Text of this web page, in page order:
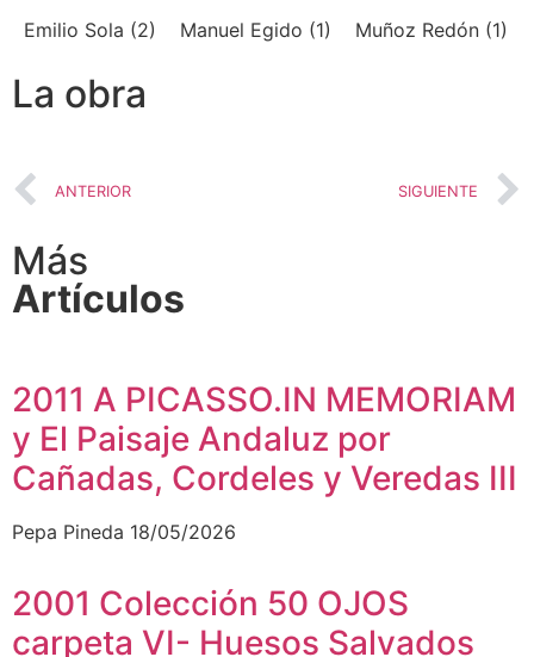
Emilio Sola (2) Manuel Egido (1) Muñoz Redón (1)
La obra
ANTERIOR SIGUIENTE
Más
Artículos
2011 A PICASSO.IN MEMORIAM
y El Paisaje Andaluz por
Cañadas, Cordeles y Veredas III
Pepa Pineda 18/05/2026
2001 Colección 50 OJOS
carpeta VI- Huesos Salvados